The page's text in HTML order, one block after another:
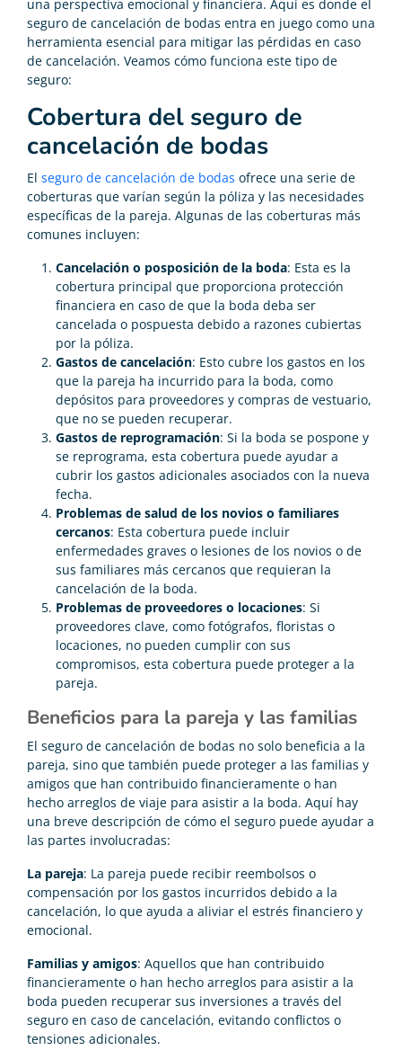
una perspectiva emocional y financiera. Aquí es donde el
seguro de cancelación de bodas entra en juego como una
herramienta esencial para mitigar las pérdidas en caso
de cancelación. Veamos cómo funciona este tipo de
seguro:
Cobertura del seguro de
cancelación de bodas
El seguro de cancelación de bodas ofrece una serie de
coberturas que varían según la póliza y las necesidades
específicas de la pareja. Algunas de las coberturas más
comunes incluyen:
Cancelación o posposición de la boda: Esta es la
cobertura principal que proporciona protección
financiera en caso de que la boda deba ser
cancelada o pospuesta debido a razones cubiertas
por la póliza.
Gastos de cancelación: Esto cubre los gastos en los
que la pareja ha incurrido para la boda, como
depósitos para proveedores y compras de vestuario,
que no se pueden recuperar.
Gastos de reprogramación: Si la boda se pospone y
se reprograma, esta cobertura puede ayudar a
cubrir los gastos adicionales asociados con la nueva
fecha.
Problemas de salud de los novios o familiares
cercanos: Esta cobertura puede incluir
enfermedades graves o lesiones de los novios o de
sus familiares más cercanos que requieran la
cancelación de la boda.
Problemas de proveedores o locaciones: Si
proveedores clave, como fotógrafos, floristas o
locaciones, no pueden cumplir con sus
compromisos, esta cobertura puede proteger a la
pareja.
Beneficios para la pareja y las familias
El seguro de cancelación de bodas no solo beneficia a la
pareja, sino que también puede proteger a las familias y
amigos que han contribuido financieramente o han
hecho arreglos de viaje para asistir a la boda. Aquí hay
una breve descripción de cómo el seguro puede ayudar a
las partes involucradas:
La pareja: La pareja puede recibir reembolsos o
compensación por los gastos incurridos debido a la
cancelación, lo que ayuda a aliviar el estrés financiero y
emocional.
Familias y amigos: Aquellos que han contribuido
financieramente o han hecho arreglos para asistir a la
boda pueden recuperar sus inversiones a través del
seguro en caso de cancelación, evitando conflictos o
tensiones adicionales.